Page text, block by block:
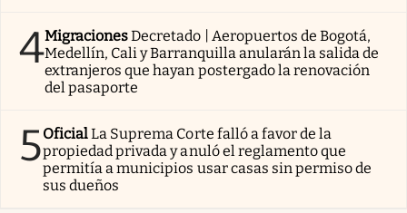
4MigracionesDecretado | Aeropuertos de Bogotá,
Medellín, Cali y Barranquilla anularán la salida de
extranjeros que hayan postergado la renovación
del pasaporte
5OficialLa Suprema Corte falló a favor de la
propiedad privada y anuló el reglamento que
permitía a municipios usar casas sin permiso de
sus dueños